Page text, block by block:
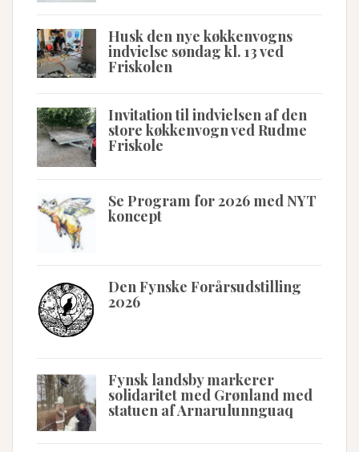
Husk den nye køkkenvogns
indvielse søndag kl. 13 ved
Friskolen
Invitation til indvielsen af den
store køkkenvogn ved Rudme
Friskole
Se Program for 2026 med NYT
koncept
Den Fynske Forårsudstilling
2026
Fynsk landsby markerer
solidaritet med Grønland med
statuen af Arnarulunnguaq